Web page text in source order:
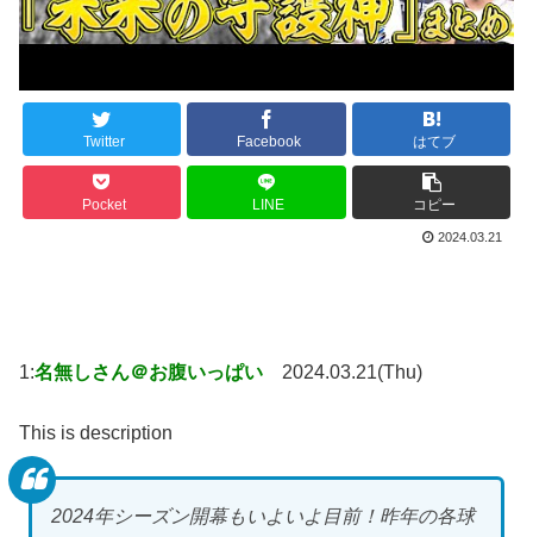
Twitter Facebook はてブ
Pocket LINE コピー
2024.03.21
1:名無しさん＠お腹いっぱい 2024.03.21(Thu)
This is description
2024年シーズン開幕もいよいよ目前！昨年の各球